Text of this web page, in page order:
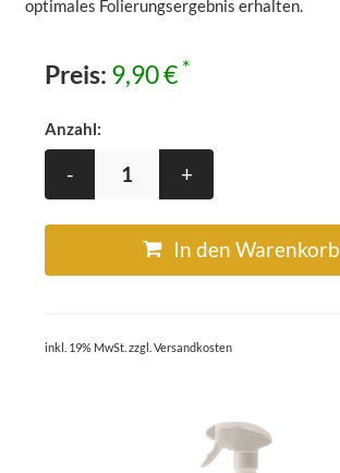
optimales Folierungsergebnis erhalten.
Preis: 9,90 € *
Anzahl:
- +
In den Warenkorb
inkl. 19% MwSt. zzgl. Versandkosten